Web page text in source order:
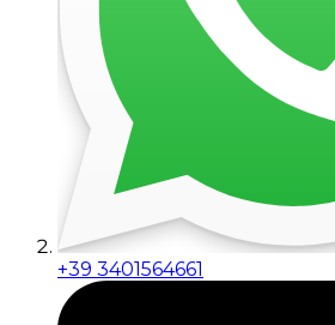
+39 3401564661